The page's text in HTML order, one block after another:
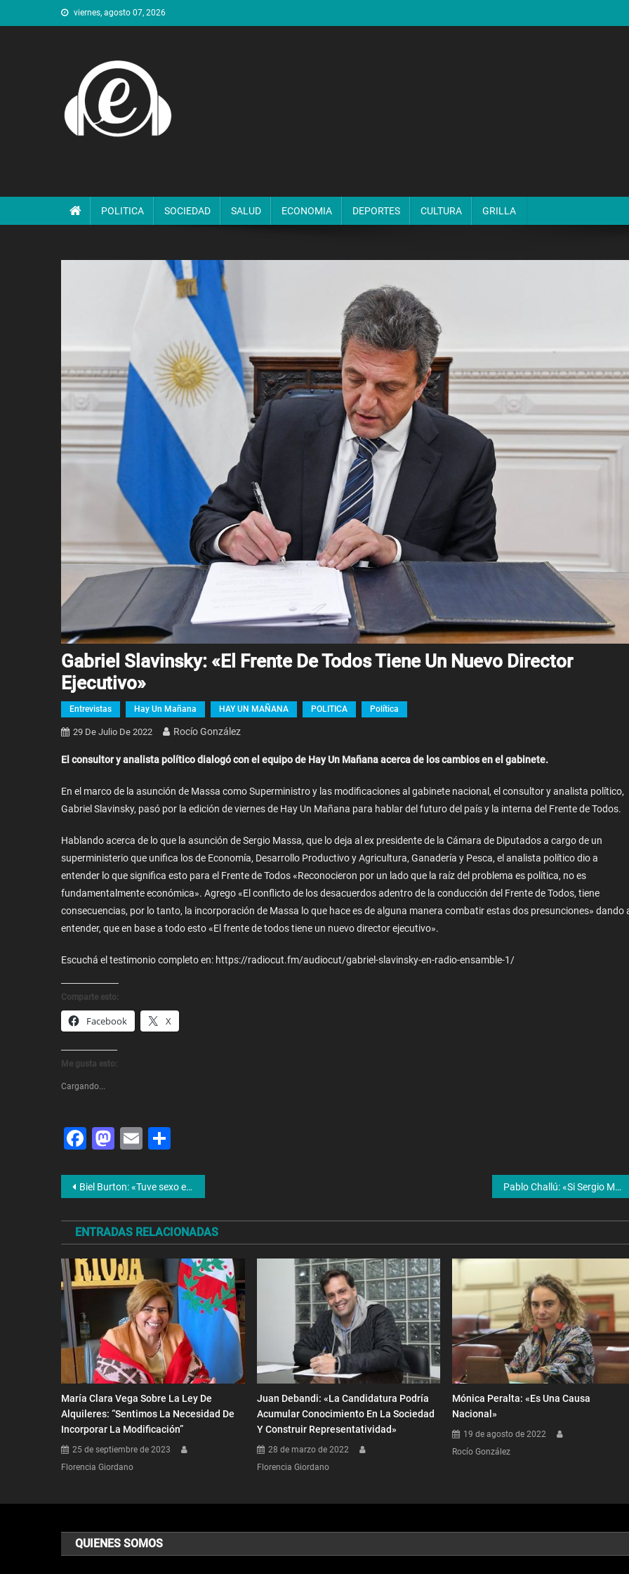
al
viernes, agosto 07, 2026
POLITICA SOCIEDAD SALUD ECONOMIA DEPORTES CULTURA GRILLA
Gabriel Slavinsky: «El Frente De Todos Tiene Un Nuevo Director
Ejecutivo»
Entrevistas Hay Un Mañana HAY UN MAÑANA POLITICA Política
29 De Julio De 2022 Rocío González
El consultor y analista político dialogó con el equipo de Hay Un Mañana acerca de los cambios en el gabinete.
En el marco de la asunción de Massa como Superministro y las modificaciones al gabinete nacional, el consultor y analista político,
Gabriel Slavinsky, pasó por la edición de viernes de Hay Un Mañana para hablar del futuro del país y la interna del Frente de Todos.
Hablando acerca de lo que la asunción de Sergio Massa, que lo deja al ex presidente de la Cámara de Diputados a cargo de un
superministerio que unifica los de Economía, Desarrollo Productivo y Agricultura, Ganadería y Pesca, el analista político dio a
entender lo que significa esto para el Frente de Todos «Reconocieron por un lado que la raíz del problema es política, no es
fundamentalmente económica». Agrego «El conflicto de los desacuerdos adentro de la conducción del Frente de Todos, tiene
consecuencias, por lo tanto, la incorporación de Massa lo que hace es de alguna manera combatir estas dos presunciones» dando
entender, que en base a todo esto «El frente de todos tiene un nuevo director ejecutivo».
Escuchá el testimonio completo en: https://radiocut.fm/audiocut/gabriel-slavinsky-en-radio-ensamble-1/
Comparte esto:
Facebook X
Me gusta esto:
Cargando...
Facebook
Mastodon
Email
Navegación
de
entradas
Biel Burton: «Tuve sexo en el baño de Rock and Pop» Pablo Challú: «Si Sergio Massa no presenta un plan peronista, tendrá un problema grave»
ENTRADAS RELACIONADAS
María Clara Vega Sobre La Ley De
Alquileres: “Sentimos La Necesidad De
Incorporar La Modificación”
25 de septiembre de 2023
Florencia Giordano
Juan Debandi: «La Candidatura Podría
Acumular Conocimiento En La Sociedad
Y Construir Representatividad»
28 de marzo de 2022
Florencia Giordano
Mónica Peralta: «Es Una Causa
Nacional»
19 de agosto de 2022
Rocío González
QUIENES SOMOS